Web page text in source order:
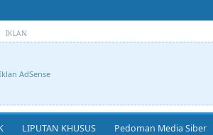
IKLAN
AdSense
LIPUTAN KHUSUS Pedoman Media Siber